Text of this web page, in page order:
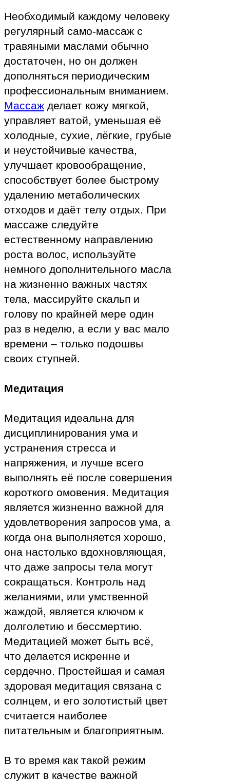
Необходимый каждому человеку
регулярный само-массаж с
травяными маслами обычно
достаточен, но он должен
дополняться периодическим
профессиональным вниманием.
Массаж делает кожу мягкой,
управляет ватой, уменьшая её
холодные, сухие, лёгкие, грубые
и неустойчивые качества,
улучшает кровообращение,
способствует более быстрому
удалению метаболических
отходов и даёт телу отдых. При
массаже следуйте
естественному направлению
роста волос, используйте
немного дополнительного масла
на жизненно важных частях
тела, массируйте скальп и
голову по крайней мере один
раз в неделю, а если у вас мало
времени – только подошвы
своих ступней.
Медитация
Медитация идеальна для
дисциплинирования ума и
устранения стресса и
напряжения, и лучше всего
выполнять её после совершения
короткого омовения. Медитация
является жизненно важной для
удовлетворения запросов ума, а
когда она выполняется хорошо,
она настолько вдохновляющая,
что даже запросы тела могут
сокращаться. Контроль над
желаниями, или умственной
жаждой, является ключом к
долголетию и бессмертию.
Медитацией может быть всё,
что делается искренне и
сердечно. Простейшая и самая
здоровая медитация связана с
солнцем, и его золотистый цвет
считается наиболее
питательным и благоприятным.
В то время как такой режим
служит в качестве важной